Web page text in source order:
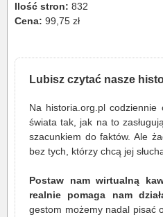
Ilość stron: 832
Cena: 99,75 zł
Lubisz czytać nasze
Na historia.org.pl
świata tak, jak na to
szacunkiem do faktów. Ale
bez tych, którzy chcą jej
Postaw nam wirtualną
realnie pomaga nam
gestom możemy nadal pisać